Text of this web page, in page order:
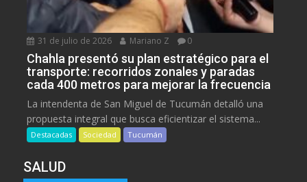
31 de julio de 2026 Mariano Z 0
Chahla presentó su plan estratégico para el
transporte: recorridos zonales y paradas
cada 400 metros para mejorar la frecuencia
La intendenta de San Miguel de Tucumán detalló una
propuesta integral que busca eficientizar el sistema...
Destacadas Sociedad Tucumán
SALUD